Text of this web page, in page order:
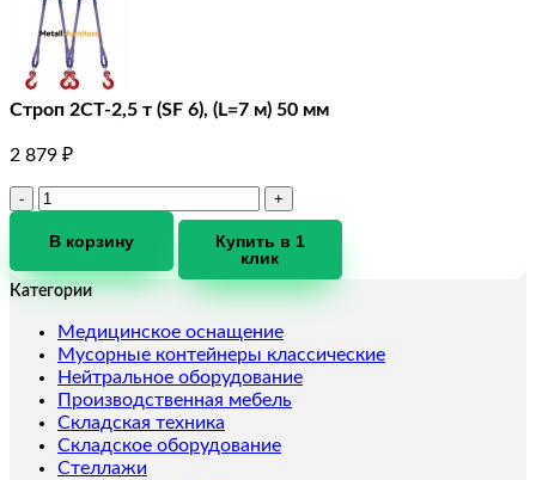
Строп 2СТ-2,5 т (SF 6), (L=7 м) 50 мм
2 879 ₽
Количество
Строп
т
6),
(L=7
м)
50
мм
В корзину
Купить в 1
клик
Категории
Медицинское оснащение
Мусорные контейнеры классические
Нейтральное оборудование
Производственная мебель
Складская техника
Складское оборудование
Стеллажи